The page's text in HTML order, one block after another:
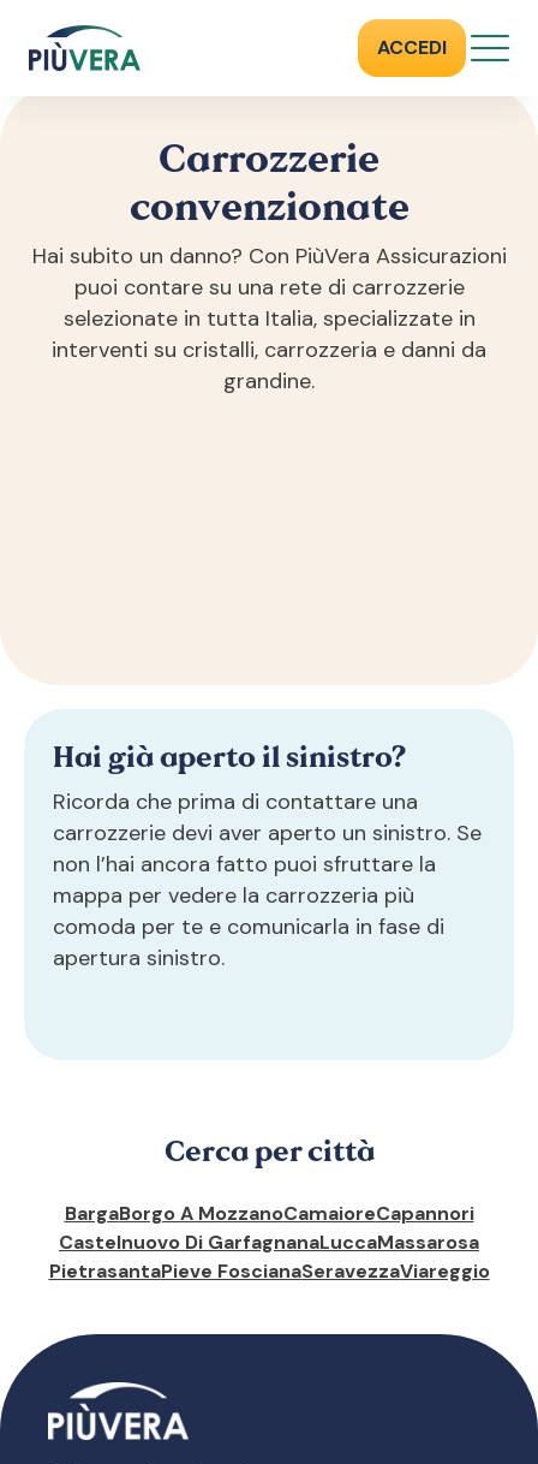
ACCEDI
CARROZZERIE CONVENZIONATE
TOSCANA
LUCCA
Carrozzerie
convenzionate
Hai subito un danno? Con PiùVera Assicurazioni
puoi contare su una rete di carrozzerie
selezionate in tutta Italia, specializzate in
interventi su cristalli, carrozzeria e danni da
grandine.
Hai già aperto il sinistro?
Ricorda che prima di contattare una
carrozzerie devi aver aperto un sinistro. Se
non l’hai ancora fatto puoi sfruttare la
mappa per vedere la carrozzeria più
comoda per te e comunicarla in fase di
apertura sinistro.
Cerca per città
BargaBorgo A MozzanoCamaioreCapannori
Castelnuovo Di GarfagnanaLuccaMassarosa
PietrasantaPieve FoscianaSeravezzaViareggio